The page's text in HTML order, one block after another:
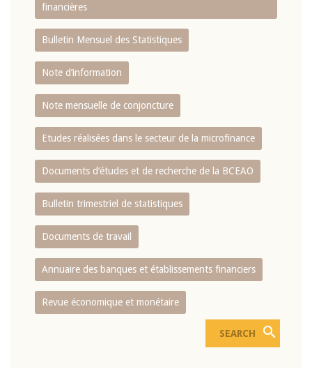
financières
Bulletin Mensuel des Statistiques
Note d’information
Note mensuelle de conjoncture
Etudes réalisées dans le secteur de la microfinance
Documents d’études et de recherche de la BCEAO
Bulletin trimestriel de statistiques
Documents de travail
Annuaire des banques et établissements financiers
Revue économique et monétaire